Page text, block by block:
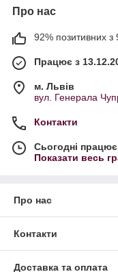
Про нас
92% позитивних з
Працює з
м. Львів
вул. Генерала
Контакти
Сьогодні
Показати весь
Про нас
Контакти
Доставка та оплата